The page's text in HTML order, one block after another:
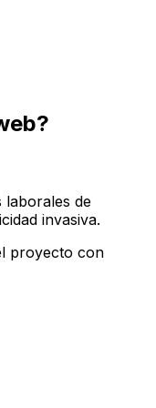
laborales de
invasiva.
proyecto con